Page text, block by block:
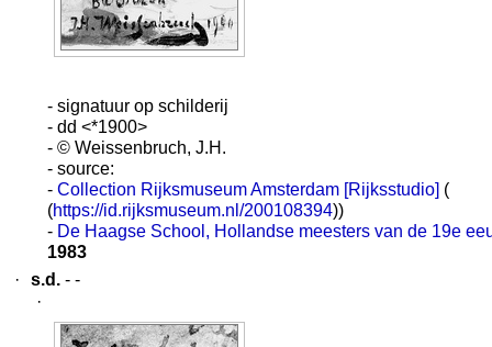
- signatuur op schilderij
- dd <*1900>
- © Weissenbruch, J.H.
- source:
- Collection Rijksmuseum Amsterdam [Rijksstudio] (
(https://id.rijksmuseum.nl/200108394))
- De Haagse School, Hollandse meesters van de 19e
1983
·
s.d. - -
·